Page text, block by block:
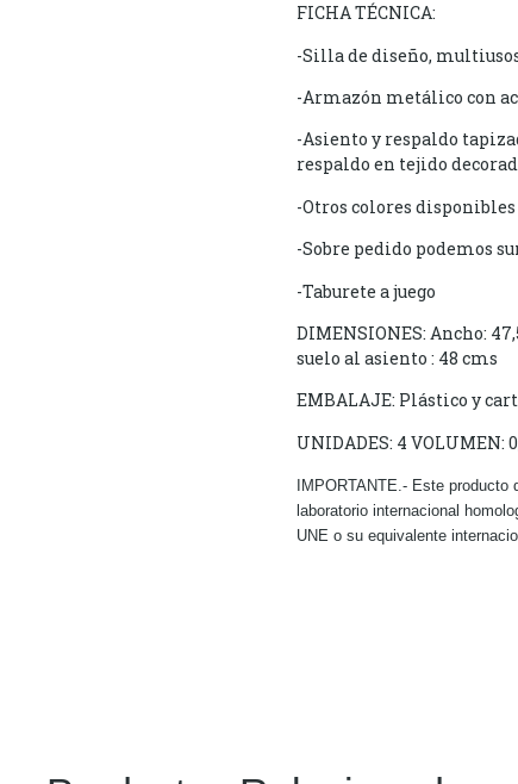
FICHA TÉCNICA:
-Silla de diseño,
-Armazón metálico con
-Asiento y respaldo
respaldo en tejido
-Otros colores disponibles
-Sobre pedido podemos
-Taburete a juego
DIMENSIONES: Ancho:
suelo al asiento : 48 cms
EMBALAJE: Plástico y
UNIDADES: 4 VOLUMEN:
IMPORTANTE.- Este
laboratorio internacional
UNE o su equivalente